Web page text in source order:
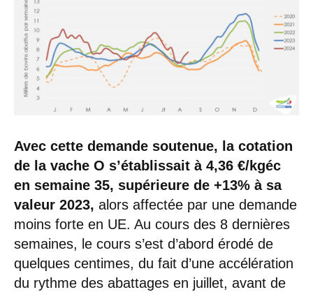
Avec cette demande soutenue, la cotation
de la vache O s’établissait à 4,36 €/kgéc
en semaine 35, supérieure de +13% à sa
valeur 2023, alors affectée par une demande
moins forte en UE. Au cours des 8 dernières
semaines, le cours s’est d’abord érodé de
quelques centimes, du fait d’une accélération
du rythme des abattages en juillet, avant de